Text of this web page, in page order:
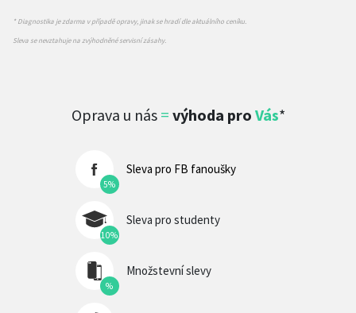
* Diagnostika je zdarma v případě opravy, jinak se hradí dle aktuálního ceníku.
Sleva se nevztahuje na zvýhodněné servisní zásahy.
Oprava u nás = výhoda pro Vás*
5%
Sleva pro FB fanoušky
10%
Sleva pro studenty
%
Množstevní slevy